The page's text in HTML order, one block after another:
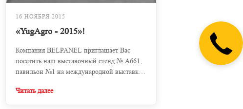
16 НОЯБРЯ 2015
«YugAgro - 2015»!
Компания BELPANEL приглашает Вас
посетить наш выставочный стенд № А661,
павильон №1 на международной выставке
Читать далее